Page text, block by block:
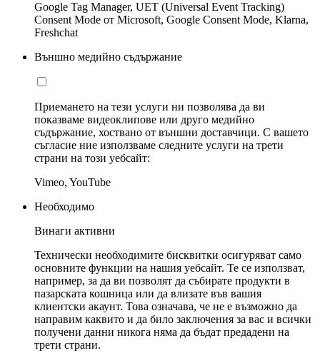
Google Tag Manager, UET (Universal Event Tracking)
Consent Mode от Microsoft, Google Consent Mode, Klarna,
Freshchat
Външно медийно съдържание
Приемането на тези услуги ни позволява да ви
показваме видеоклипове или друго медийно
съдържание, хоствано от външни доставчици. С вашето
съгласие ние използваме следните услуги на трети
страни на този уебсайт:
Vimeo, YouTube
Необходимо
Винаги активни
Технически необходимите бисквитки осигуряват само
основните функции на нашия уебсайт. Те се използват,
например, за да ви позволят да събирате продукти в
пазарската кошница или да влизате във вашия
клиентски акаунт. Това означава, че не е възможно да
направим каквито и да било заключения за вас и всички
получени данни никога няма да бъдат предадени на
трети страни.